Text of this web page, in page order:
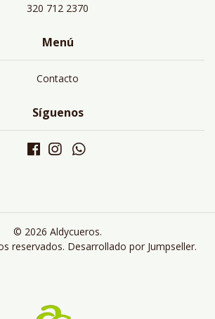
320 712 2370
Menú
Contacto
Síguenos
© 2026 Aldycueros.
reservados. Desarrollado por Jumpseller.